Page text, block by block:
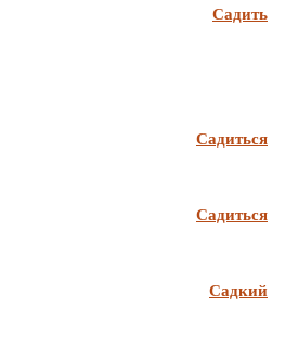
Садить
Садиться
Садиться
Садкий